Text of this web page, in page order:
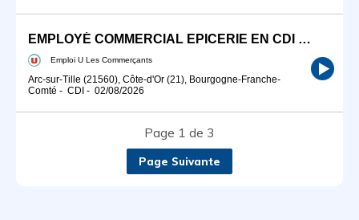
EMPLOYÉ COMMERCIAL EPICERIE EN CDI H/F
Emploi U Les Commerçants
Arc-sur-Tille (21560), Côte-d'Or (21), Bourgogne-Franche-
Comté - CDI - 02/08/2026
Page 1 de 3
Page Suivante